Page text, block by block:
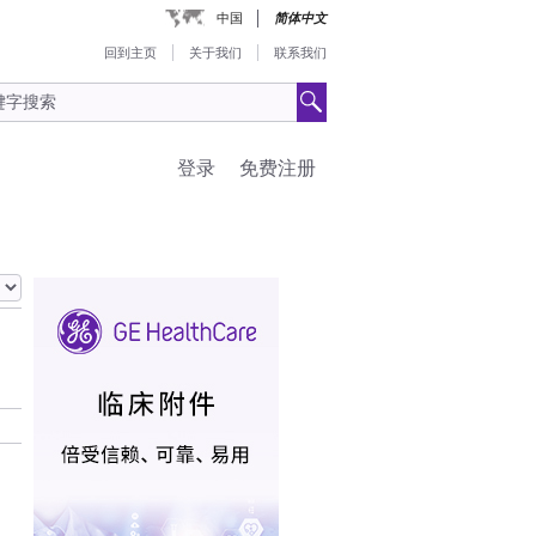
中国 简体中文
回到主页 关于我们 联系我们
免费注册
登录